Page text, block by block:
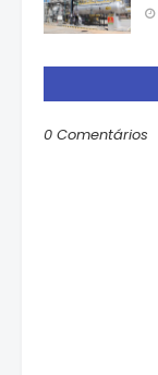
0 Comentários